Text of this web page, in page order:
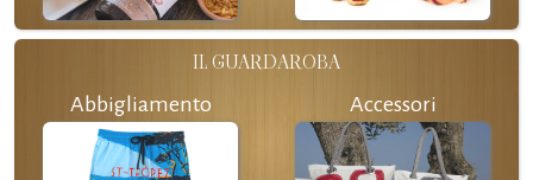
IL GUARDAROBA
Abbigliamento Accessori